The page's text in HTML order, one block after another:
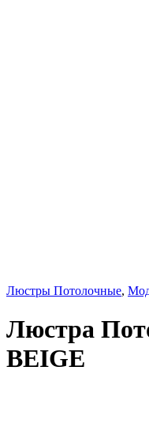
Люстры Потолочные,
Люстра
BEIGE